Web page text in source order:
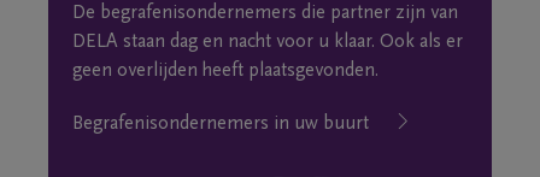
De begrafenisondernemers die partner zijn van
DELA staan dag en nacht voor u klaar. Ook als er
geen overlijden heeft plaatsgevonden.
Begrafenisondernemers in uw buurt